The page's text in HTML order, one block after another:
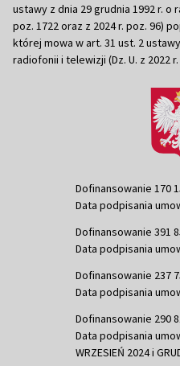
ustawy z dnia 29 grudnia 1992 r. o
poz. 1722 oraz z 2024 r. poz. 96)
której mowa w art. 31 ust. 2
radiofonii i telewizji (Dz. U. z 2022
Dofinansowanie 170
Data podpisania
Dofinansowanie 391
Data podpisania
Dofinansowanie 237
Data podpisania
Dofinansowanie 290
Data podpisania
WRZESIEŃ 2024 i